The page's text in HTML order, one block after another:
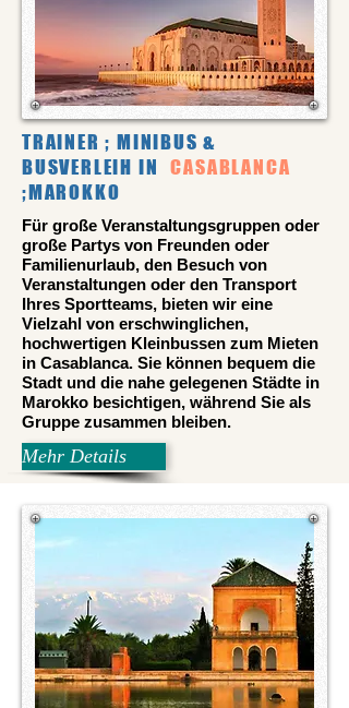
TRAINER ; MINIBUS &
BUSVERLEIH IN
CASABLANCA
;MAROKKO
Für große Veranstaltungsgruppen oder
große Partys von Freunden oder
Familienurlaub, den Besuch von
Veranstaltungen oder den Transport
Ihres Sportteams, bieten wir eine
Vielzahl von erschwinglichen,
hochwertigen Kleinbussen zum Mieten
in Casablanca. Sie können bequem die
Stadt und die nahe gelegenen Städte in
Marokko besichtigen, während Sie als
Gruppe zusammen bleiben.
Mehr Details